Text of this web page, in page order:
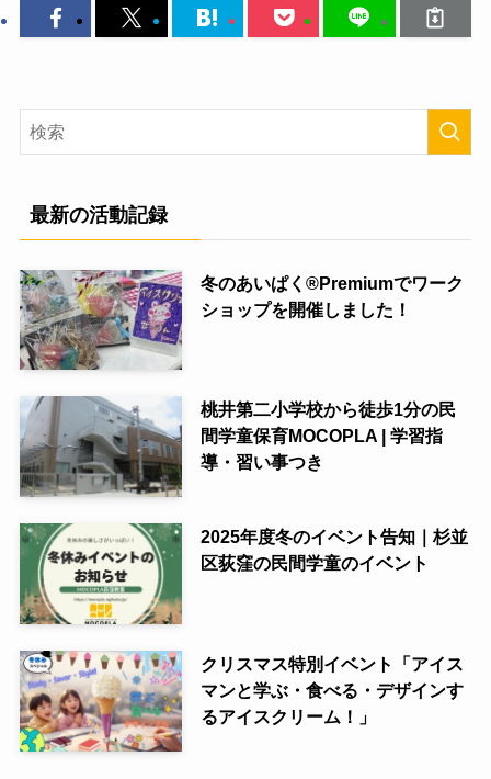
最新の活動記録
冬のあいぱく®Premiumでワーク
ショップを開催しました！
桃井第二小学校から徒歩1分の民
間学童保育MOCOPLA | 学習指
導・習い事つき
2025年度冬のイベント告知｜杉並
区荻窪の民間学童のイベント
クリスマス特別イベント「アイス
マンと学ぶ・食べる・デザインす
るアイスクリーム！」